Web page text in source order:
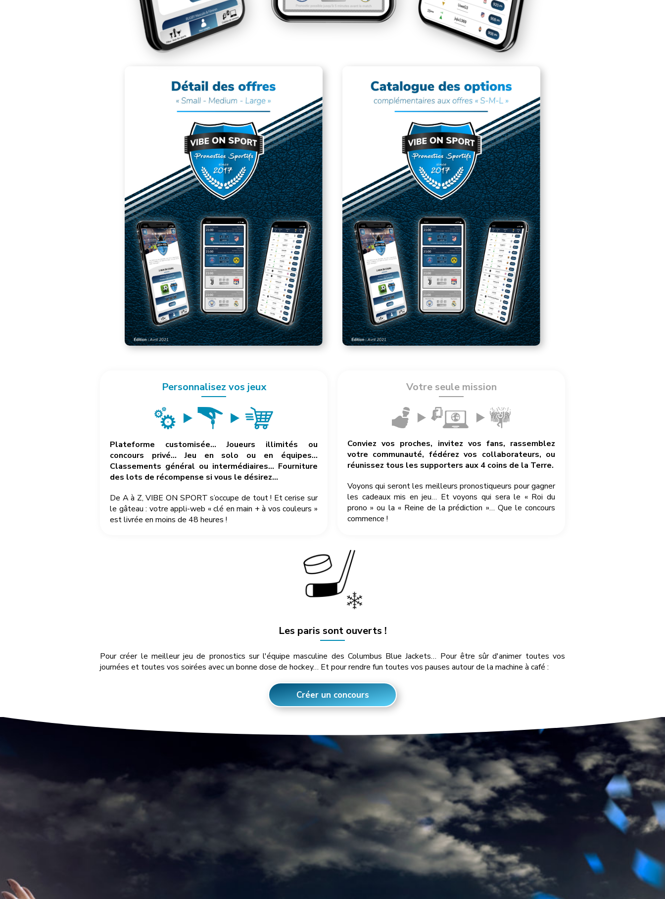
Personnalisez vos jeux
Plateforme customisée… Joueurs illimités ou
concours privé… Jeu en solo ou en équipes…
Classements général ou intermédiaires… Fourniture
des lots de récompense si vous le désirez…
De A à Z, VIBE ON SPORT s’occupe de tout ! Et cerise sur
le gâteau : votre appli-web « clé en main + à vos couleurs »
est livrée en moins de 48 heures !
Votre seule mission
Conviez vos proches, invitez vos fans, rassemblez
votre communauté, fédérez vos collaborateurs, ou
réunissez tous les supporters aux 4 coins de la Terre.
Voyons qui seront les meilleurs pronostiqueurs pour gagner
les cadeaux mis en jeu… Et voyons qui sera le « Roi du
prono » ou la « Reine de la prédiction »… Que le concours
commence !
Les paris sont ouverts !
Pour créer le meilleur jeu de pronostics sur l'équipe masculine des Columbus Blue Jackets… Pour être sûr d'animer toutes vos
journées et toutes vos soirées avec un bonne dose de hockey… Et pour rendre fun toutes vos pauses autour de la machine à café :
Créer un concours